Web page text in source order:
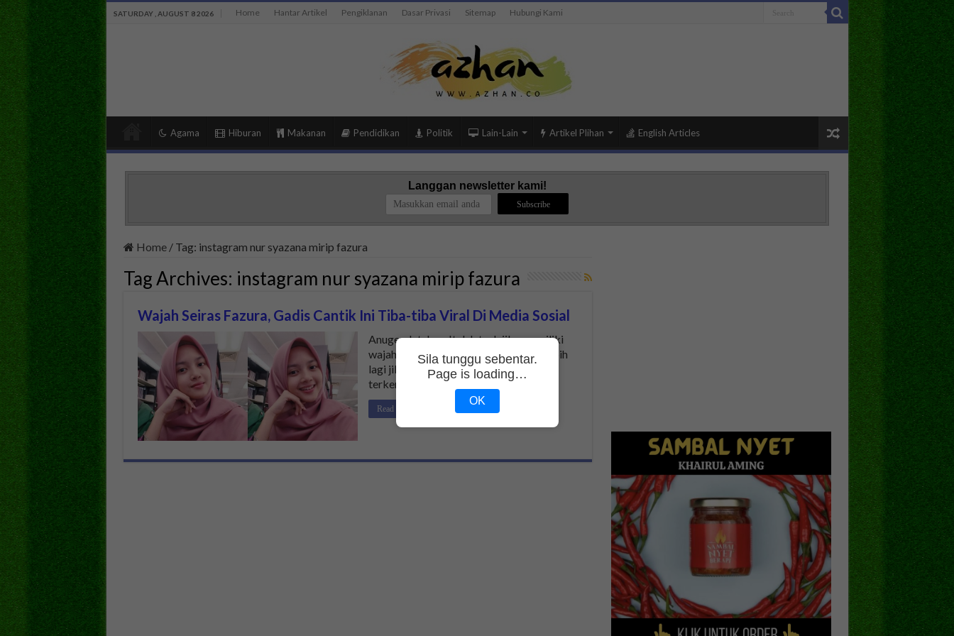
SATURDAY , AUGUST 8 2026 Home Hantar Artikel Pengiklanan Dasar Privasi Sitemap Hubungi Kami
Agama Hiburan Makanan Pendidikan Politik Lain-Lain Artikel Plihan English Articles
Langgan newsletter kami!
Home / Tag: instagram nur syazana mirip fazura
Tag Archives: instagram nur syazana mirip fazura
Wajah Seiras Fazura, Gadis Cantik Ini Tiba-tiba Viral Di Media Sosial
Anugerah tuhan. Itulah tuah jika memiliki
wajah seiras pelakon terkenal, lebih-lebih
lagi jika wajah mirip pelakon cantik dan
terkenal seperti Nur …
Read More »
Sila tunggu sebentar.
Page is loading…
OK